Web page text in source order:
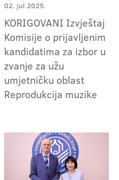
02. jul 2025.
KORIGOVANI Izvještaj
Komisije o prijavljenim
kandidatima za izbor u
zvanje za užu
umjetničku oblast
Reprodukcija muzike